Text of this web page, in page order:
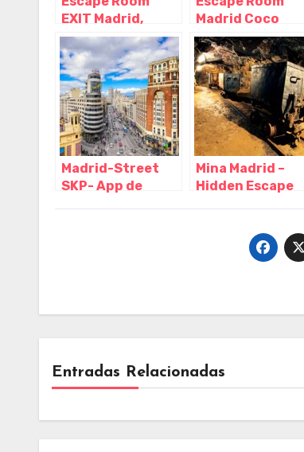
EXIT Madrid,
Madrid – Madrid
Madrid Coco
Room, Madrid –
Madrid
Madrid-Street
SKP- App de
Mina Madrid –
Hidden Escape
Entradas Relacionadas